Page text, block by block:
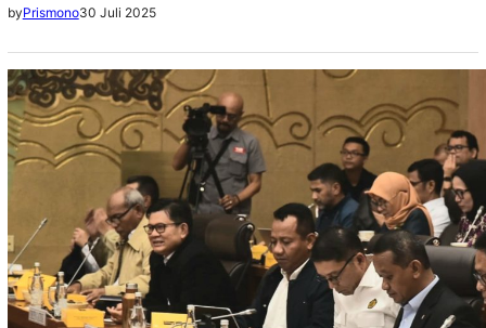
operasional di fasilitas produksi hulu migas
byPrismono30 Juli 2025